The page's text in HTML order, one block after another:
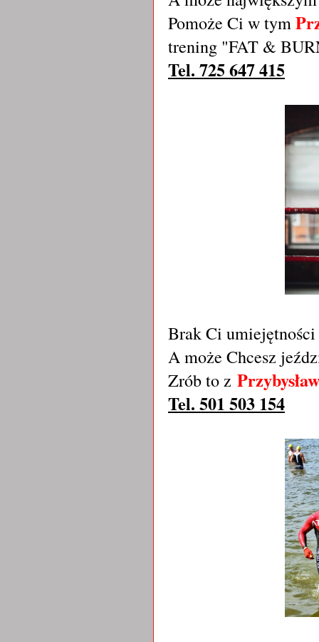
Pomoże Ci w tym
trening "FAT &
Tel. 725 647 415
Brak Ci
A może Chcesz
Zrób to z
Tel. 501 503 154